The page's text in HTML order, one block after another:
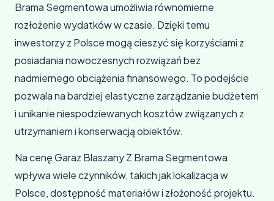
Brama Segmentowa umożliwia równomierne
rozłożenie wydatków w czasie. Dzięki temu
inwestorzy z Polsce mogą cieszyć się korzyściami z
posiadania nowoczesnych rozwiązań bez
nadmiernego obciążenia finansowego. To podejście
pozwala na bardziej elastyczne zarządzanie budżetem
i unikanie niespodziewanych kosztów związanych z
utrzymaniem i konserwacją obiektów.
Na cenę Garaz Blaszany Z Brama Segmentowa
wpływa wiele czynników, takich jak lokalizacja w
Polsce, dostępność materiałów i złożoność projektu.